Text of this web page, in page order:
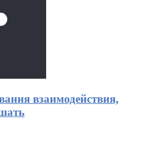
взаимодействия,